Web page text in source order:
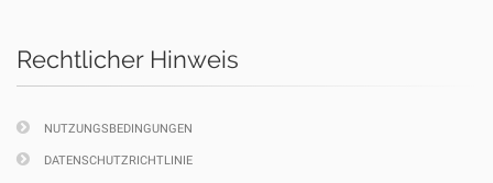
Rechtlicher Hinweis
NUTZUNGSBEDINGUNGEN
DATENSCHUTZRICHTLINIE